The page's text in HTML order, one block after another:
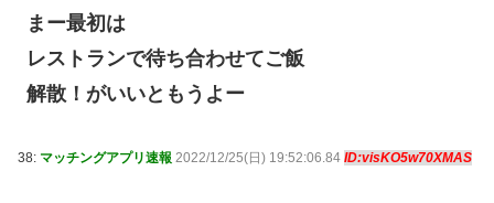
まー最初は
レストランで待ち合わせてご飯
解散！がいいともうよー
38: マッチングアプリ速報 2022/12/25(日) 19:52:06.84 ID:visKO5w70XMAS